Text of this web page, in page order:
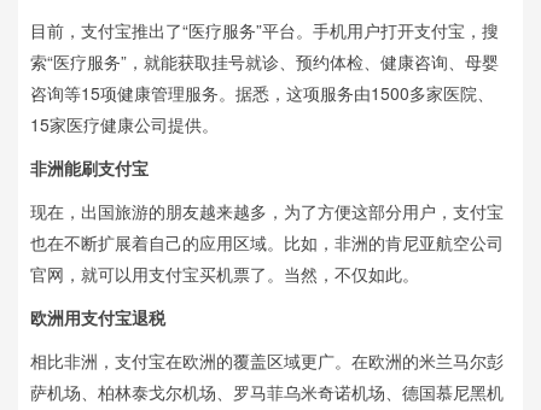
目前，支付宝推出了“医疗服务”平台。手机用户打开支付宝，搜
索“医疗服务”，就能获取挂号就诊、预约体检、健康咨询、母婴
咨询等15项健康管理服务。据悉，这项服务由1500多家医院、
15家医疗健康公司提供。
非洲能刷支付宝
现在，出国旅游的朋友越来越多，为了方便这部分用户，支付宝
也在不断扩展着自己的应用区域。比如，非洲的肯尼亚航空公司
官网，就可以用支付宝买机票了。当然，不仅如此。
欧洲用支付宝退税
相比非洲，支付宝在欧洲的覆盖区域更广。在欧洲的米兰马尔彭
萨机场、柏林泰戈尔机场、罗马菲乌米奇诺机场、德国慕尼黑机